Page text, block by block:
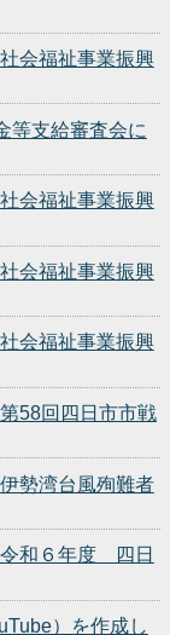
会福祉事業振興
等支給審査会に
会福祉事業振興
会福祉事業振興
会福祉事業振興
58回四日市市戦
勢湾台風殉難者
和６年度 四日
）を作成し